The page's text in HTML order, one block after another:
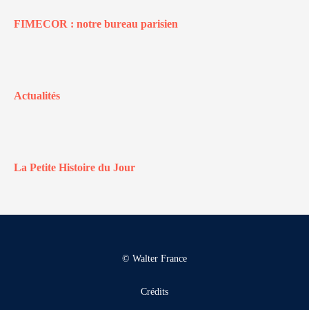
FIMECOR : notre bureau parisien
Actualités
La Petite Histoire du Jour
© Walter France
Crédits